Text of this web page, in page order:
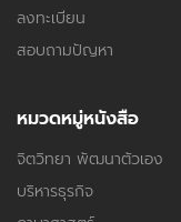
ลงทะเบียน
สอบถามปัญหา
หมวดหมู่หนังสือ
จิตวิทยา พัฒนาตัวเอง
บริหารธุรกิจ